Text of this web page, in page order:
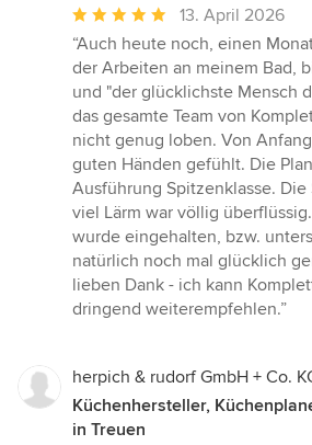
Durchschnittliche
Bewertung:
5
von
5
Sternen
13. April 2026
“Auch heute noch, einen
der Arbeiten an meinem Bad,
und "der glücklichste Mensch
das gesamte Team von
nicht genug loben. Von
guten Händen gefühlt. Die
Ausführung Spitzenklasse.
viel Lärm war völlig
wurde eingehalten, bzw.
natürlich noch mal glücklich
lieben Dank - ich kann
dringend weiterempfehlen.”
herpich & rudorf GmbH + Co.
Küchenhersteller,
in Treuen